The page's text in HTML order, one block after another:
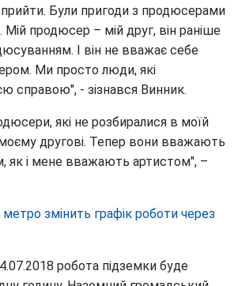
прийти. Були пригоди з продюсерами
Мій продюсер – мій друг, він раніше
І він не вважає себе
Ми просто люди, які
справою", - зізнався Винник.
які не розбиралися в моїй
другові. Тепер вони вважають
як і мене вважають артистом", –
метро змінить графік роботи через
робота підземки буде